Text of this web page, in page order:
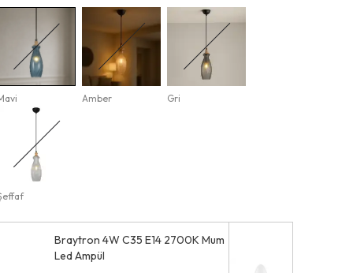
Amber Gri
Braytron 4W C35 E14 2700K Mum
Led Ampül